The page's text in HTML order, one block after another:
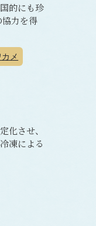
的にも珍
力を得
カメ
化させ、
凍による